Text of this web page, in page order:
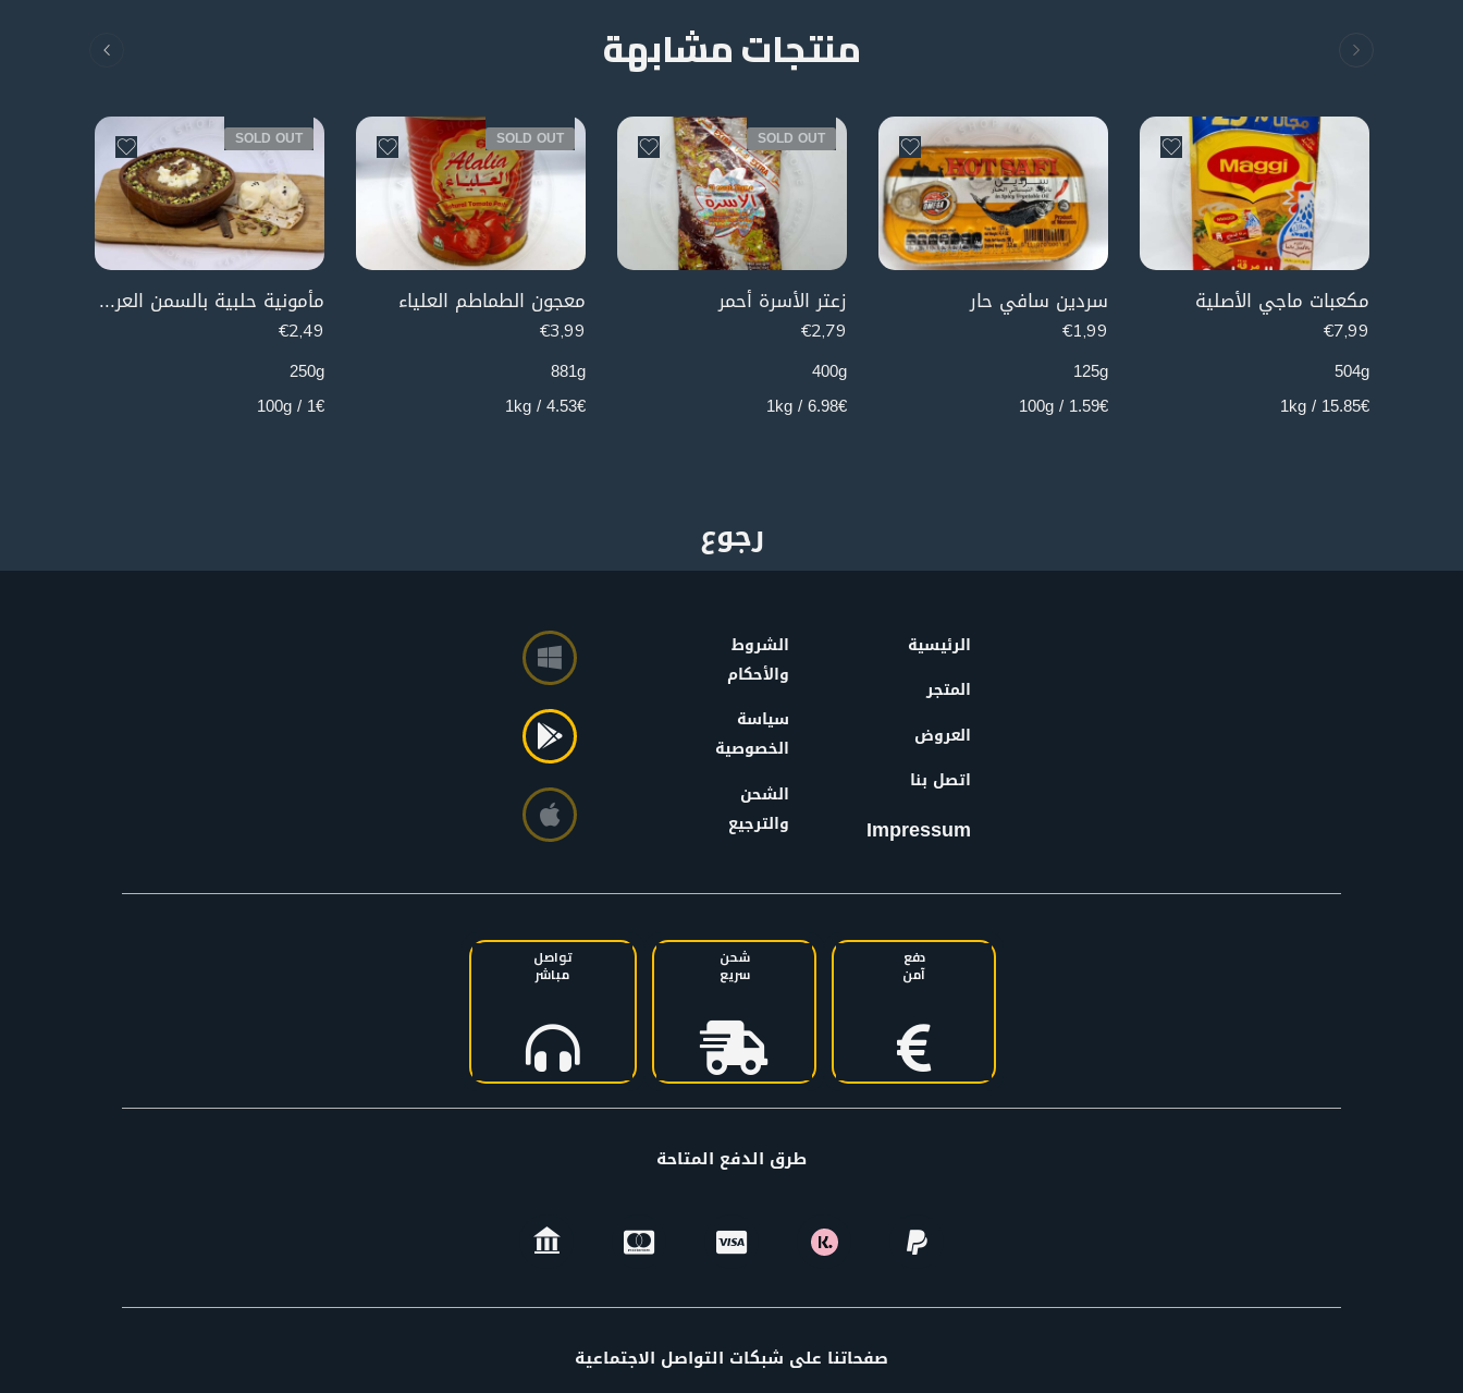
منتجات مشابهة
مكعبات ماجي الأصلية
€7,99
504g
15.85€ / 1kg
سردين سافي حار
€1,99
125g
1.59€ / 100g
SOLD OUT
زعتر الأسرة أحمر
€2,79
400g
6.98€ / 1kg
SOLD OUT
معجون الطماطم العلياء
€3,99
881g
4.53€ / 1kg
SOLD OUT
مأمونية حلبية بالسمن العربي
€2,49
250g
1€ / 100g
الرئيسية
المتجر
العروض
اتصل بنا
Impressum
الشروط
والأحكام
سياسة
الخصوصية
الشحن
والترجيع
دفع
آمن
شحن
سريع
تواصل
مباشر
طرق الدفع المتاحة
صفحاتنا على شبكات التواصل الاجتماعية